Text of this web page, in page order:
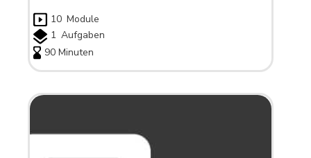
10 Module
1 Aufgaben
90 Minuten